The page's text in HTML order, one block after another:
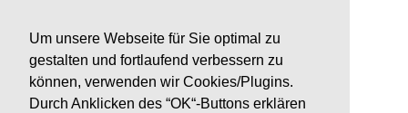
Um unsere Webseite für Sie optimal zu
gestalten und fortlaufend verbessern zu
können, verwenden wir Cookies/Plugins.
Durch Anklicken des “OK“-Buttons erklären